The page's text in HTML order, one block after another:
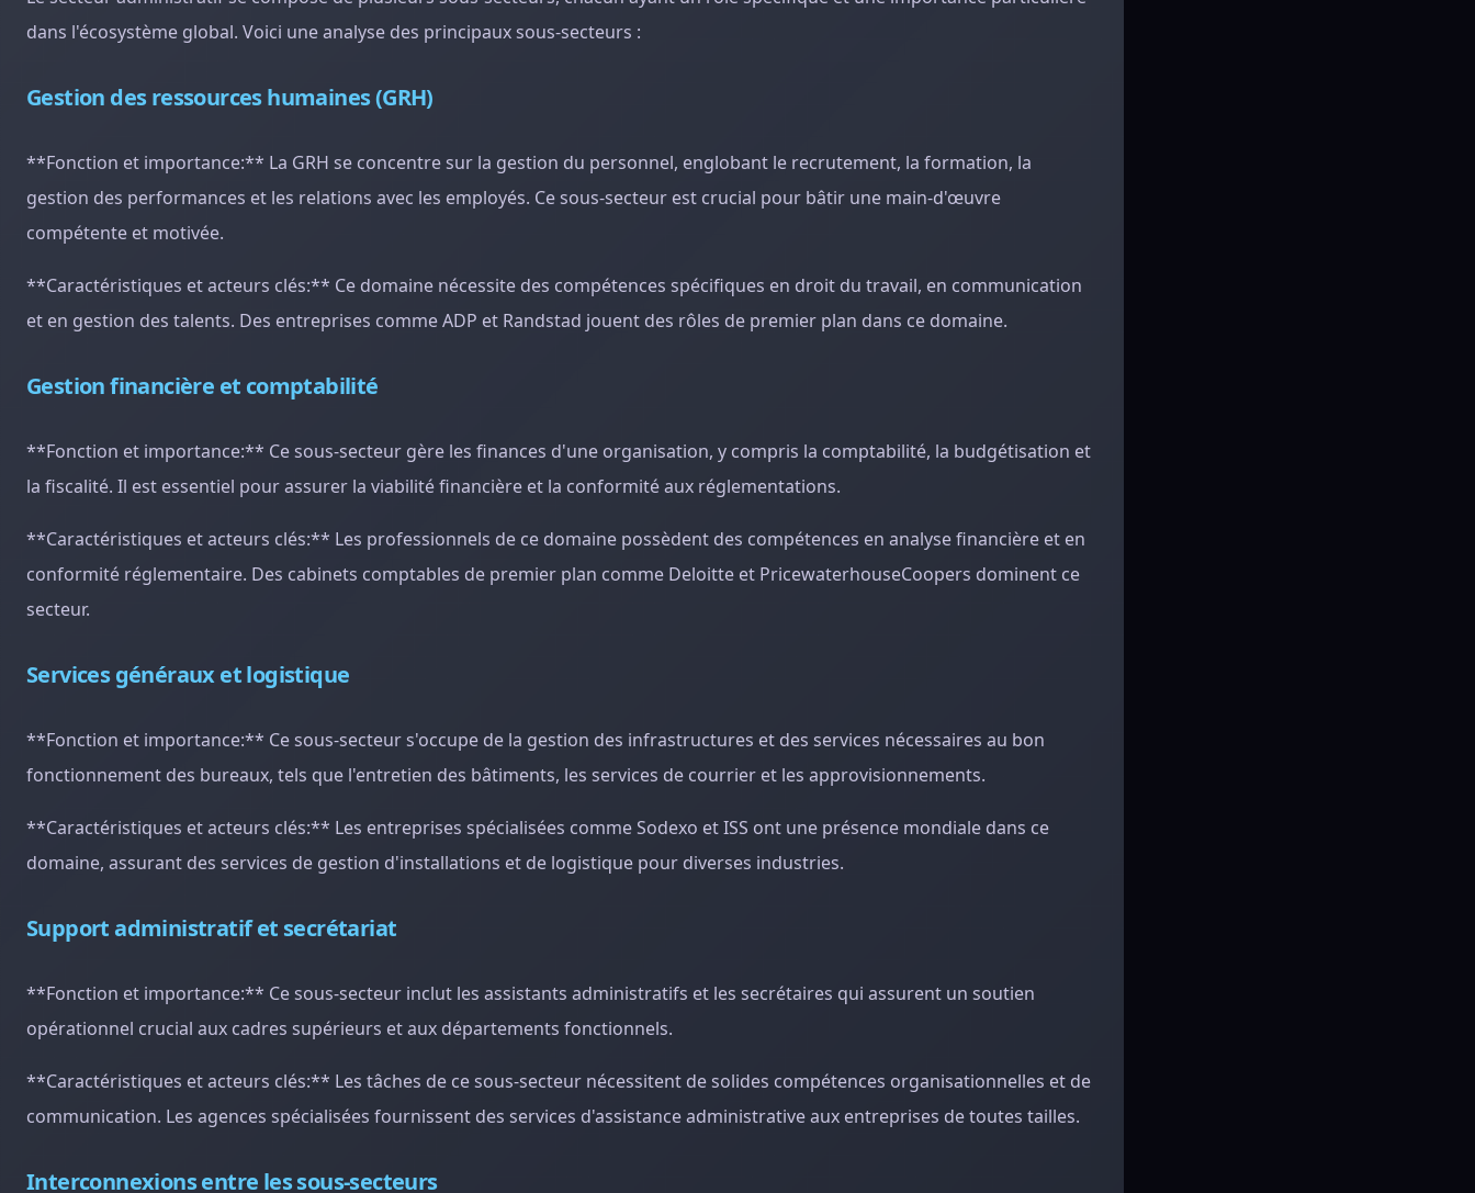
dans l'écosystème global. Voici une analyse des principaux sous-secteurs :
Gestion des ressources humaines (GRH)
**Fonction et importance:** La GRH se concentre sur la gestion du personnel, englobant le recrutement, la formation, la
gestion des performances et les relations avec les employés. Ce sous-secteur est crucial pour bâtir une main-d'œuvre
compétente et motivée.
**Caractéristiques et acteurs clés:** Ce domaine nécessite des compétences spécifiques en droit du travail, en communication
et en gestion des talents. Des entreprises comme ADP et Randstad jouent des rôles de premier plan dans ce domaine.
Gestion financière et comptabilité
**Fonction et importance:** Ce sous-secteur gère les finances d'une organisation, y compris la comptabilité, la budgétisation et
la fiscalité. Il est essentiel pour assurer la viabilité financière et la conformité aux réglementations.
**Caractéristiques et acteurs clés:** Les professionnels de ce domaine possèdent des compétences en analyse financière et en
conformité réglementaire. Des cabinets comptables de premier plan comme Deloitte et PricewaterhouseCoopers dominent ce
secteur.
Services généraux et logistique
**Fonction et importance:** Ce sous-secteur s'occupe de la gestion des infrastructures et des services nécessaires au bon
fonctionnement des bureaux, tels que l'entretien des bâtiments, les services de courrier et les approvisionnements.
**Caractéristiques et acteurs clés:** Les entreprises spécialisées comme Sodexo et ISS ont une présence mondiale dans ce
domaine, assurant des services de gestion d'installations et de logistique pour diverses industries.
Support administratif et secrétariat
**Fonction et importance:** Ce sous-secteur inclut les assistants administratifs et les secrétaires qui assurent un soutien
opérationnel crucial aux cadres supérieurs et aux départements fonctionnels.
**Caractéristiques et acteurs clés:** Les tâches de ce sous-secteur nécessitent de solides compétences organisationnelles et de
communication. Les agences spécialisées fournissent des services d'assistance administrative aux entreprises de toutes tailles.
Interconnexions entre les sous-secteurs